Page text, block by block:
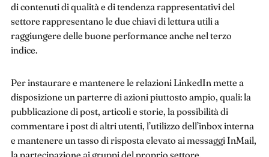
di contenuti di qualità e di tendenza rappresentativi del
settore rappresentano le due chiavi di lettura utili a
raggiungere delle buone performance anche nel terzo
indice.
Per instaurare e mantenere le relazioni LinkedIn mette a
disposizione un parterre di azioni piuttosto ampio, quali: la
pubblicazione di post, articoli e storie, la possibilità di
commentare i post di altri utenti, l’utilizzo dell’inbox interna
e mantenere un tasso di risposta elevato ai messaggi InMail,